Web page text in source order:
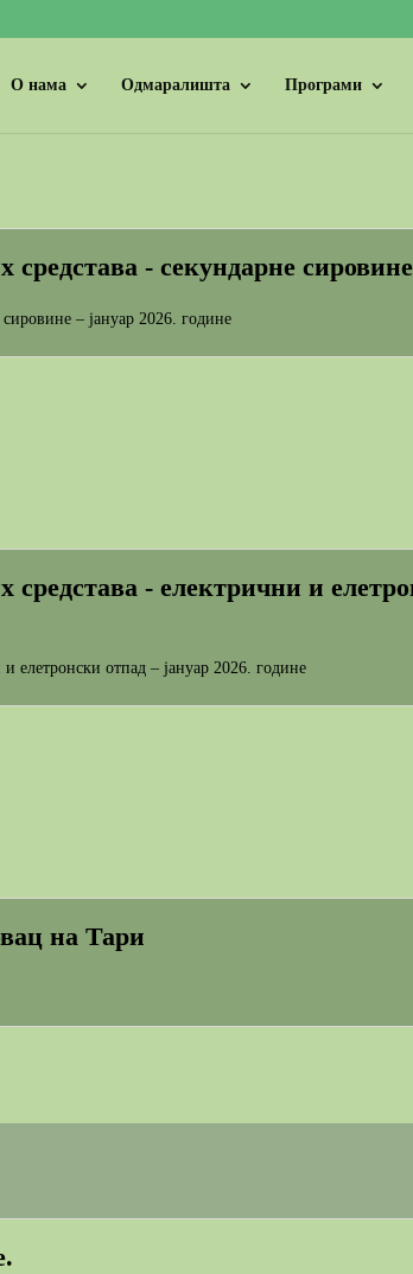
О нама Одмаралишта Програми
средстава - секундарне
– јануар 2026. године
средстава - електрични и
елетронски отпад – јануар 2026. године
на Тари